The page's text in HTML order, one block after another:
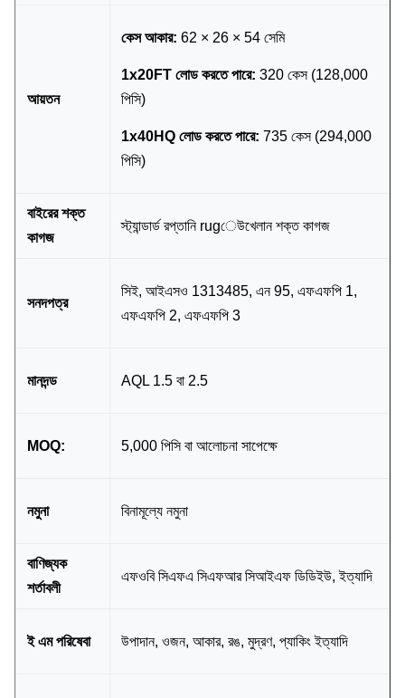
আয়তন
কেস আকার: 62 × 26 × 54 সেমি
1x20FT লোড করতে পারে: 320 কেস (128,000
পিসি)
1x40HQ লোড করতে পারে: 735 কেস (294,000
পিসি)
বাইরের শক্ত
কাগজ
স্ট্যান্ডার্ড রপ্তানি rugেউখেলান শক্ত কাগজ
সনদপত্র
সিই, আইএসও 1313485, এন 95, এফএফপি 1,
এফএফপি 2, এফএফপি 3
মানদন্ড AQL 1.5 বা 2.5
MOQ: 5,000 পিসি বা আলোচনা সাপেক্ষে
নমুনা বিনামূল্যে নমুনা
বাণিজ্যক
শর্তাবলী
এফওবি সিএফএ সিএফআর সিআইএফ ডিডিইউ, ইত্যাদি
ই এম পরিষেবা উপাদান, ওজন, আকার, রঙ, মুদ্রণ, প্যাকিং ইত্যাদি